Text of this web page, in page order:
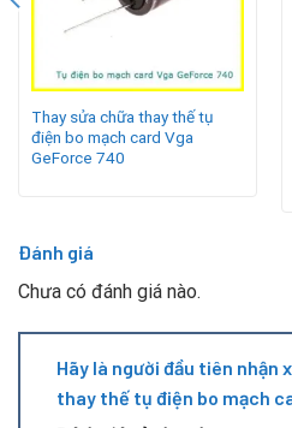
nguồn điện sạch cho GPU,
khiển. Một số nguyên nhân phổ
Card chạy tải nặng trong
tăng cao.
Bộ nguồn máy tính kém chất
Linh kiện lão hóa theo thời
Tụ điện hỏng không chỉ gây mất
Thay sửa chữa thay thế tụ
điện bo mạch card Vga
GeForce 740
Đánh giá
Chưa có đánh giá nào.
Hãy là người đầu tiên nhận
thay thế tụ điện bo mạch